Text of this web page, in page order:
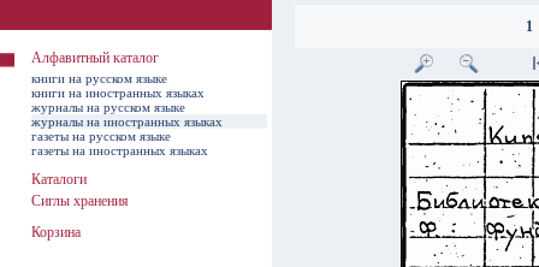
1
Алфавитный каталог
книги на русском языке
книги на иностранных языках
журналы на русском языке
журналы на иностранных языках
газеты на русском языке
газеты на иностранных языках
Каталоги
Сиглы хранения
Корзина